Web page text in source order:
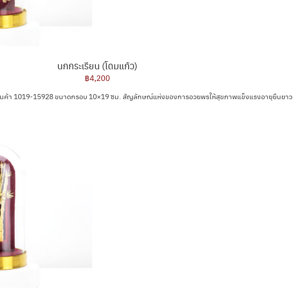
นกกระเรียน (โดมแก้ว)
฿4,200
นค้า 1019-15928 ขนาดกรอบ 10×19 ซม. สัญลักษณ์แห่งของการอวยพรให้สุขภาพแข็งแรงอายุยืนยาว